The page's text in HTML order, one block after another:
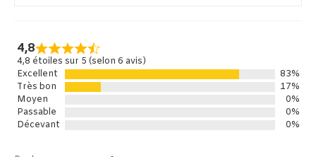
4,8
4,8 étoiles sur 5 (selon 6 avis)
Excellent
83%
Très bon
17%
Moyen
0%
Passable
0%
Décevant
0%